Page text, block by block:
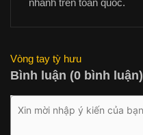
Vòng tay tỳ hưu
Bình luận (0 bình luận)